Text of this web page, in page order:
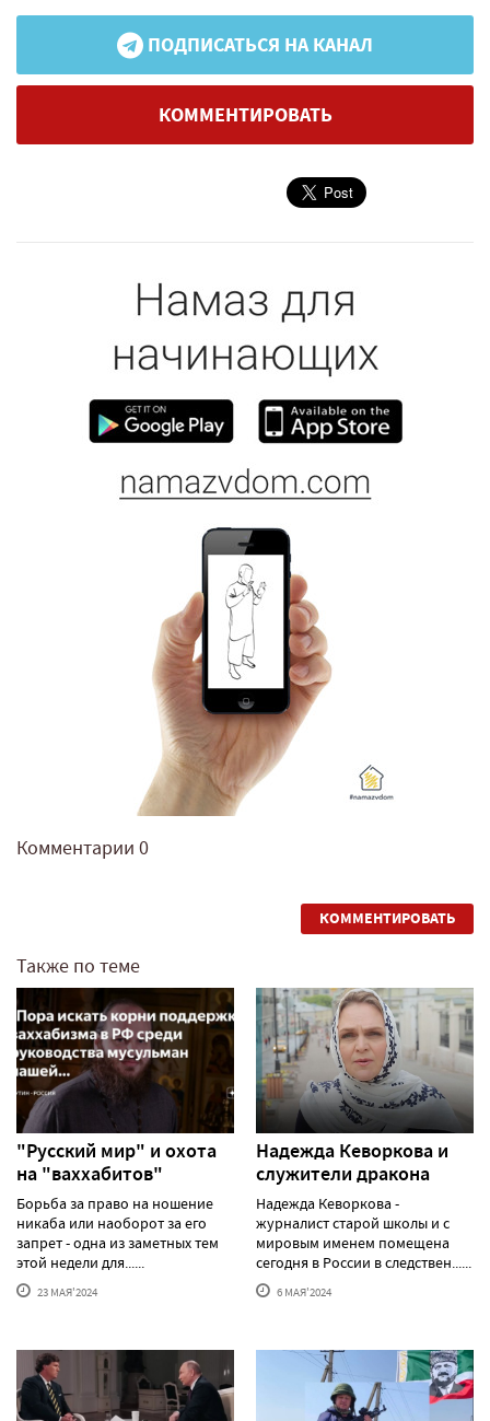
ПОДПИСАТЬСЯ НА КАНАЛ
КОММЕНТИРОВАТЬ
Комментарии 0
КОММЕНТИРОВАТЬ
Также по теме
"Русский мир" и охота
на "ваххабитов"
Борьба за право на ношение
никаба или наоборот за его
запрет - одна из заметных тем
этой недели для......
23 МАЯ'2024
Надежда Кеворкова и
служители дракона
Надежда Кеворкова -
журналист старой школы и с
мировым именем помещена
сегодня в России в следствен......
6 МАЯ'2024